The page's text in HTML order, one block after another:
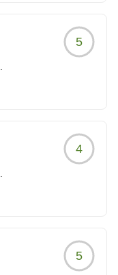
5
4
5